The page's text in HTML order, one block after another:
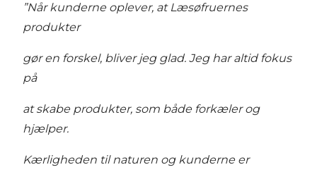
”Når kunderne oplever, at Læsøfruernes
produkter
gør en forskel, bliver jeg glad. Jeg har altid fokus
på
at skabe produkter, som både forkæler og
hjælper.
Kærligheden til naturen og kunderne er